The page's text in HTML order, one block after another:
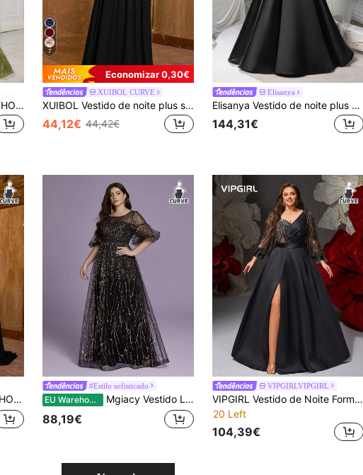
Vestido maxi ajustado UNITHORSE para mulher, decote em V, manga curta, cor lisa, mistura de viscose, para casamento e festa
7
Economizar 0,30€
XUIBOL CURVE
XUIBOL Vestido de noite plus size de alta qualidade, elegante, elástico, com aplicações de lantejoulas e modelagem super ajustada, decote em V. Ideal para encontros românticos, casamentos, festas, aniversários, coquetéis, eventos formais, convidadas de casamento, festas de solteiros, férias e para o verão/outono.
44,12€ 44,42€
Elisanya
Elisanya Vestido de noite plus size com decote em V, mangas compridas e bordados em pérolas | Vestido formal com aplicações elaboradas (para gala, casamento, baile de formatura e festas noturnas)
144,31€
e outono
#Estilo sofisticado
EU Warehouse Mgiacy Vestido Longo Maxi Elegante para Mulher Plus Size, Preto, Decote Redondo, Transparente com Lantejoulas, Mangas Bufantes, Corte A, para Verão, Convidada de Casamento, Saídas e Festa de Festival de Outono
88,19€
VIPGIRLVIPGIRL
VIPGIRL Vestido de Noite Formal de Luxo para Mulher Plus Size, Preto, Manga Comprida, Design Patchwork com Lantejoulas, Busto Franzido, Elegante e Sofisticado
20 Left
104,39€